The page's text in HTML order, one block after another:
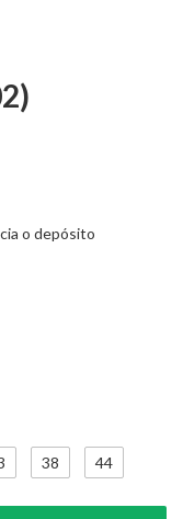
o depósito
38 44